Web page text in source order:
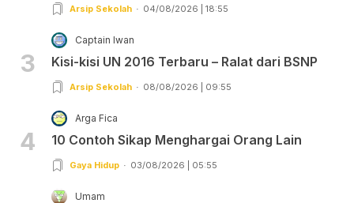
Arsip Sekolah 04/08/2026 | 18:55
3
Captain Iwan
Kisi-kisi UN 2016 Terbaru – Ralat dari BSNP
Arsip Sekolah 08/08/2026 | 09:55
4
Arga Fica
10 Contoh Sikap Menghargai Orang Lain
Gaya Hidup 03/08/2026 | 05:55
Umam